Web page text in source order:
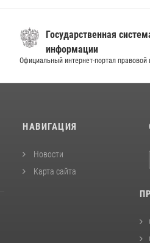
Государственная
информации
Официальный интернет-портал
НАВИГАЦИЯ
Новости
Карта сайта